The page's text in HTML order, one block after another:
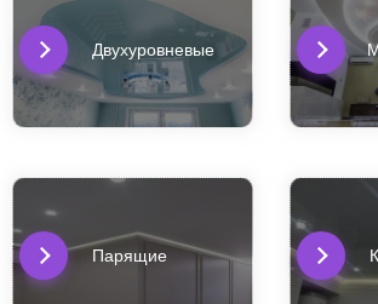
Двухуровневые
Парящие